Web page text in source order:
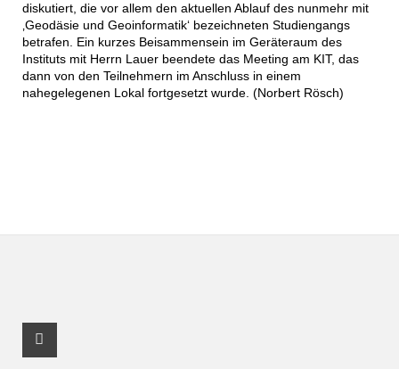
diskutiert, die vor allem den aktuellen Ablauf des nunmehr mit
‚Geodäsie und Geoinformatik‘ bezeichneten Studiengangs
betrafen. Ein kurzes Beisammensein im Geräteraum des
Instituts mit Herrn Lauer beendete das Meeting am KIT, das
dann von den Teilnehmern im Anschluss in einem
nahegelegenen Lokal fortgesetzt wurde. (Norbert Rösch)
Facebook Profil